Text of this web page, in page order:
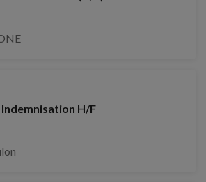
H/F